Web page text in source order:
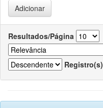
Resultados/Página
Registro(s)